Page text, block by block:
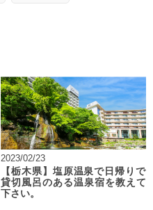
2023/02/23
【栃木県】塩原温泉で日帰りで
貸切風呂のある温泉宿を教えて
下さい。